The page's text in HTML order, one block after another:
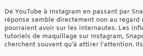
De YouTube à Instagram en passant par
réponse semble directement non au
pourraient avoir sur les internautes. Les
tutoriels de maquillage sur Instagram,
cherchent souvent qu'à attirer l'attention.